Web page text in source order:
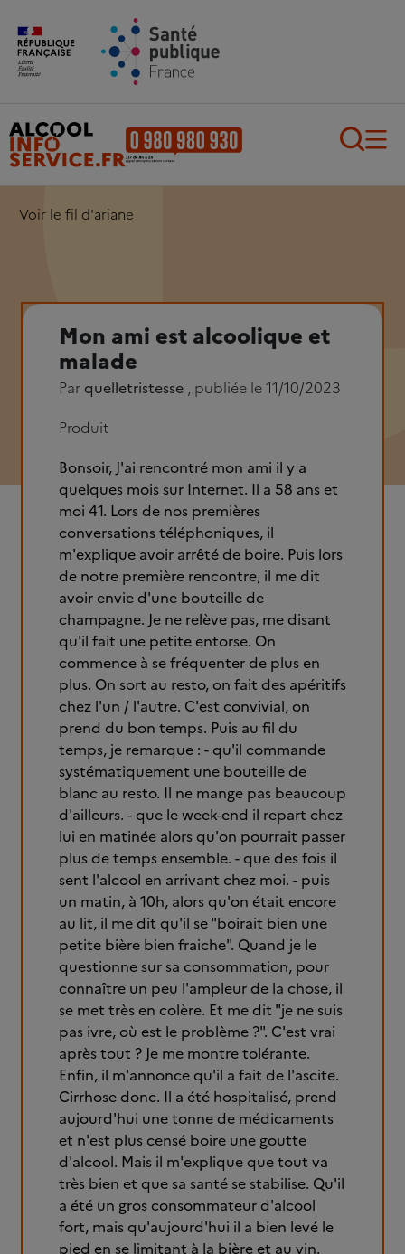
Aller au contenu principal
Voir le fil d'ariane
Mon ami est alcoolique et
malade
Par quelletristesse , publiée le 11/10/2023
Produit
Bonsoir, J'ai rencontré mon ami il y a
quelques mois sur Internet. Il a 58 ans et
moi 41. Lors de nos premières
conversations téléphoniques, il
m'explique avoir arrêté de boire. Puis lors
de notre première rencontre, il me dit
avoir envie d'une bouteille de
champagne. Je ne relève pas, me disant
qu'il fait une petite entorse. On
commence à se fréquenter de plus en
plus. On sort au resto, on fait des apéritifs
chez l'un / l'autre. C'est convivial, on
prend du bon temps. Puis au fil du
temps, je remarque : - qu'il commande
systématiquement une bouteille de
blanc au resto. Il ne mange pas beaucoup
d'ailleurs. - que le week-end il repart chez
lui en matinée alors qu'on pourrait passer
plus de temps ensemble. - que des fois il
sent l'alcool en arrivant chez moi. - puis
un matin, à 10h, alors qu'on était encore
au lit, il me dit qu'il se "boirait bien une
petite bière bien fraiche". Quand je le
questionne sur sa consommation, pour
connaître un peu l'ampleur de la chose, il
se met très en colère. Et me dit "je ne suis
pas ivre, où est le problème ?". C'est vrai
après tout ? Je me montre tolérante.
Enfin, il m'annonce qu'il a fait de l'ascite.
Cirrhose donc. Il a été hospitalisé, prend
aujourd'hui une tonne de médicaments
et n'est plus censé boire une goutte
d'alcool. Mais il m'explique que tout va
très bien et que sa santé se stabilise. Qu'il
a été un gros consommateur d'alcool
fort, mais qu'aujourd'hui il a bien levé le
pied en se limitant à la bière et au vin.